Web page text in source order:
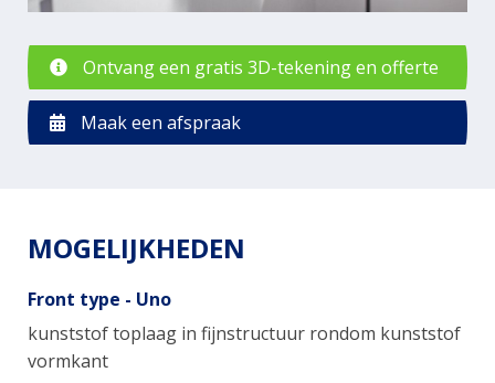
Ontvang een gratis 3D-tekening en offerte
Maak een afspraak
MOGELIJKHEDEN
Front type - Uno
kunststof toplaag in fijnstructuur rondom kunststof
vormkant